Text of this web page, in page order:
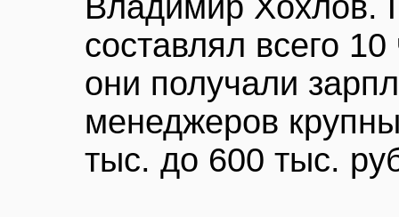
составлял всего
они получали
менеджеров
тыс. до 600 тыс.